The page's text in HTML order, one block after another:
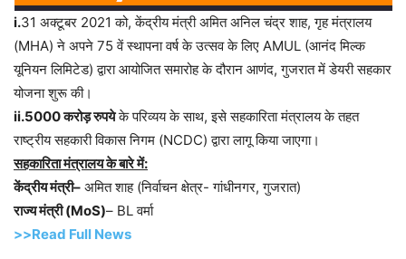
i.31 अक्टूबर 2021 को, केंद्रीय मंत्री अमित अनिल चंद्र शाह, गृह मंत्रालय
(MHA) ने अपने 75 वें स्थापना वर्ष के उत्सव के लिए AMUL (आनंद मिल्क
यूनियन लिमिटेड) द्वारा आयोजित समारोह के दौरान आणंद, गुजरात में डेयरी सहकार
योजना शुरू की।
ii.5000 करोड़ रुपयेके परिव्यय के साथ, इसे सहकारिता मंत्रालय के तहत
राष्ट्रीय सहकारी विकास निगम (NCDC) द्वारा लागू किया जाएगा।
सहकारिता मंत्रालय के बारे में:
केंद्रीय मंत्री– अमित शाह (निर्वाचन क्षेत्र- गांधीनगर, गुजरात)
राज्य मंत्री (MoS)– BL वर्मा
>>Read Full News